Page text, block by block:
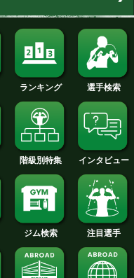
へ
選手名鑑へ